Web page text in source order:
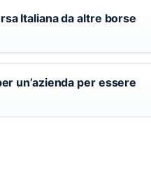
Italiana da altre borse
un’azienda per essere